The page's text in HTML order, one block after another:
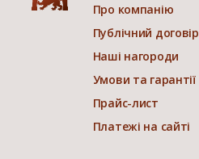
Про компанію
Публічний договір
Наші нагороди
Умови та гарантії
Прайс-лист
Платежі на сайті